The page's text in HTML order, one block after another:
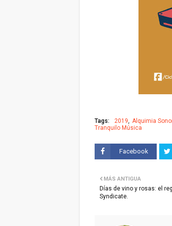
Tags: 2019 Alquimia
Tranquilo Música
Facebook
MÁS ANTIGUA
Días de vino y rosas: el
Syndicate.